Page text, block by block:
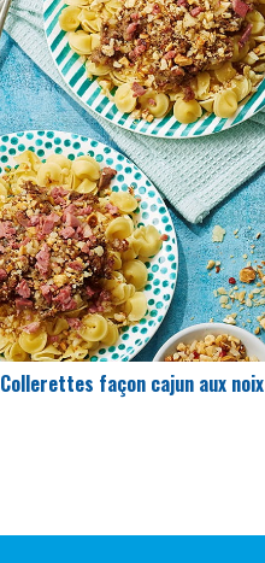
DIFFICULTÉ
PRÉPARATION
30 Min
Collerettes façon cajun aux noix